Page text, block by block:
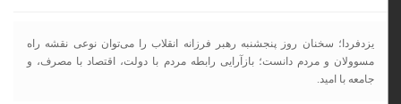
یزدفردا؛ سخنان روز پنجشنبه رهبر فرزانه انقلاب را می‌توان نوعی نقشه راه
مسوولان و مردم دانست؛ بازآرایی رابطه مردم با دولت، اقتصاد با مصرف، و
جامعه با امید.